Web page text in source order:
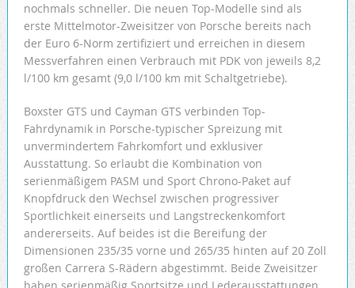
nochmals schneller. Die neuen Top-Modelle sind als
erste Mittelmotor-Zweisitzer von Porsche bereits nach
der Euro 6-Norm zertifiziert und erreichen in diesem
Messverfahren einen Verbrauch mit PDK von jeweils 8,2
l/100 km gesamt (9,0 l/100 km mit Schaltgetriebe).
Boxster GTS und Cayman GTS verbinden Top-
Fahrdynamik in Porsche-typischer Spreizung mit
unvermindertem Fahrkomfort und exklusiver
Ausstattung. So erlaubt die Kombination von
serienmäßigem PASM und Sport Chrono-Paket auf
Knopfdruck den Wechsel zwischen progressiver
Sportlichkeit einerseits und Langstreckenkomfort
andererseits. Auf beides ist die Bereifung der
Dimensionen 235/35 vorne und 265/35 hinten auf 20 Zoll
großen Carrera S-Rädern abgestimmt. Beide Zweisitzer